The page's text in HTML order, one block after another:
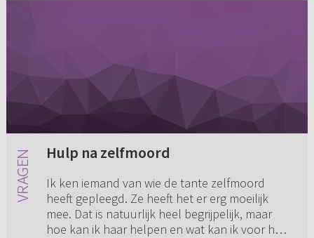
Hulp na zelfmoord
Ik ken iemand van wie de tante zelfmoord
heeft gepleegd. Ze heeft het er erg moeilijk
mee. Dat is natuurlijk heel begrijpelijk, maar
hoe kan ik haar helpen en wat kan ik voor haar